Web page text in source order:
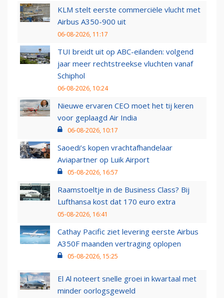
KLM stelt eerste commerciële vlucht met
Airbus A350-900 uit
06-08-2026, 11:17
TUI breidt uit op ABC-eilanden: volgend
jaar meer rechtstreekse vluchten vanaf
Schiphol
06-08-2026, 10:24
Nieuwe ervaren CEO moet het tij keren
voor geplaagd Air India
06-08-2026, 10:17
Saoedi’s kopen vrachtafhandelaar
Aviapartner op Luik Airport
05-08-2026, 16:57
Raamstoeltje in de Business Class? Bij
Lufthansa kost dat 170 euro extra
05-08-2026, 16:41
Cathay Pacific ziet levering eerste Airbus
A350F maanden vertraging oplopen
05-08-2026, 15:25
El Al noteert snelle groei in kwartaal met
minder oorlogsgeweld